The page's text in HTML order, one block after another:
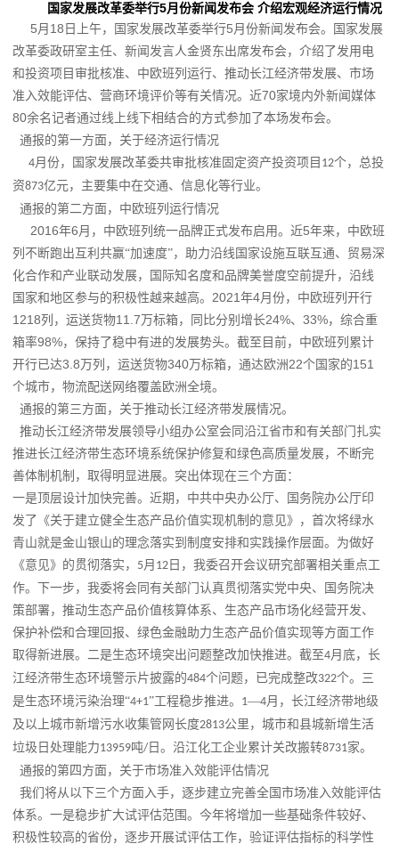
国家发展改革委举行5月份新闻发布会 介绍宏观经济运行情况
5月 18 日上午，国家发展改革委举行5月份新闻发布会。国家发展
改革委政研室主任、新闻发言人金贤东出席发布会，介绍了发用电
和投资项目审批核准、中欧班列运行、推动长江经济带发展、市场
准入效能评估、营商环境评价等有关情况。近70家境内外新闻媒体
80余名记者通过线上线下相结合的方式参加了本场发布会。
通报的第一方面，关于经济运行情况
4月份， 国家发展改革委共审批核准固定资产投资项目 12个，总投
资873亿元，主要集中在交通、信息化等行业。
通报的第二方面，中欧班列运行情况
2016年6月，中欧班列统一品牌正式发布启用。近5年来，中欧班
列不断跑出互利共赢“加速度”，助力沿线国家设施互联互通、贸易深
化合作和产业联动发展，国际知名度和品牌美誉度空前提升，沿线
国家和地区参与的积极性越来越高。2021年4月份，中欧班列开行
1218列，运送货物11.7 万标箱，同比分别增长24%、33%，综合重
箱率98%，保持了稳中有进的发展势头。截至目前，中欧班列累计
开行已达3.8 万列，运送货物340万标箱，通达欧洲22个国家的151
个城市，物流配送网络覆盖欧洲全境。
通报的第三方面，关于推动长江经济带发展情况。
推动长江经济带发展领导小组办公室会同沿江省市和有关部门扎实
推进长江经济带生态环境系统保护修复和绿色高质量发展，不断完
善体制机制，取得明显进展。突出体现在三个方面：
一是顶层设计加快完善。近期，中共中央办公厅、国务院办公厅印
发了《关于建立健全生态产品价值实现机制的意见》，首次将绿水
青山就是金山银山的理念落实到制度安排和实践操作层面。为做好
《意见》的贯彻落实， 5月 12 日，我委召开会议研究部署相关重点工
作。下一步，我委将会同有关部门认真贯彻落实党中央、国务院决
策部署，推动生态产品价值核算体系、生态产品市场化经营开发、
保护补偿和合理回报、绿色金融助力生态产品价值实现等方面工作
取得新进展。二是生态环境突出问题整改加快推进。截至4月底，长
江经济带生态环境警示片披露的484个问题，已完成整改322个。 三
是生态环境污染治理“4+1”工程稳步推进。 1—4月，长江经济带地级
及以上城市新增污水收集管网长度2813公里，城市和县城新增生活
垃圾日处理能力13959吨/日。沿江化工企业累计关改搬转8731家。
通报的第四方面，关于市场准入效能评估情况
我们将从以下三个方面入手，逐步建立完善全国市场准入效能评估
体系。一是稳步扩大试评估范围。今年将增加一些基础条件较好、
积极性较高的省份，逐步开展试评估工作，验证评估指标的科学性